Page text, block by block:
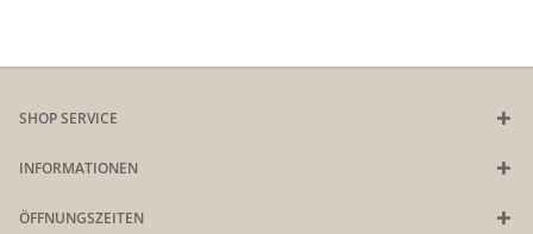
SHOP SERVICE
INFORMATIONEN
ÖFFNUNGSZEITEN